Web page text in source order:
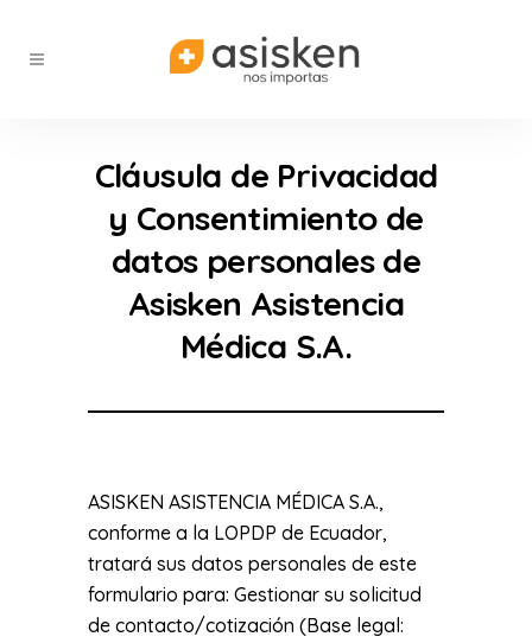
Cláusula de Privacidad
y Consentimiento de
datos personales de
Asisken Asistencia
Médica S.A.
ASISKEN ASISTENCIA MÉDICA S.A.,
conforme a la LOPDP de Ecuador,
tratará sus datos personales de este
formulario para: Gestionar su solicitud
de contacto/cotización (Base legal: